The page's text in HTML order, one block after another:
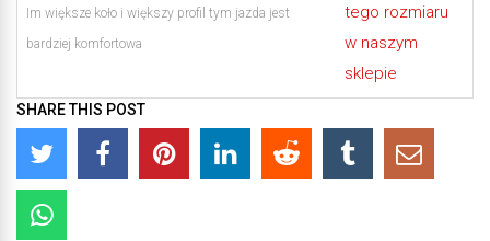
Im większe koło i większy profil tym jazda jest
bardziej komfortowa
tego rozmiaru
w naszym
sklepie
SHARE THIS POST